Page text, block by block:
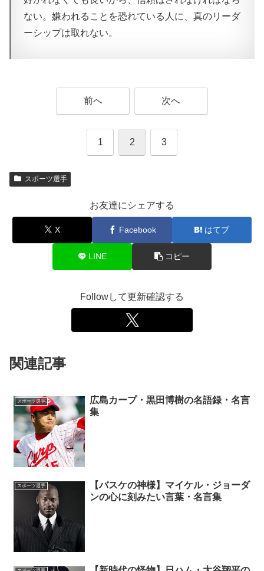
ない。嫌われることを恐れている人に、真のリーダ
ーシップは取れない。
前へ 次へ
1 2 3
スポーツ選手
お友達にシェアする
X Facebook はてブ
LINE コピー
Followして更新確認する
関連記事
スポーツ選手
広島カープ・黒田博樹の名語録・名言
集
スポーツ選手
【バスケの神様】マイケル・ジョーダ
ンの心に刻みたい言葉・名言集